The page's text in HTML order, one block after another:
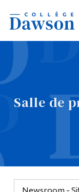
Salle de
Newsroom -